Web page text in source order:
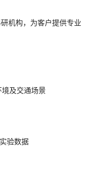
机构，为客户提供专业
及交通场景
验数据